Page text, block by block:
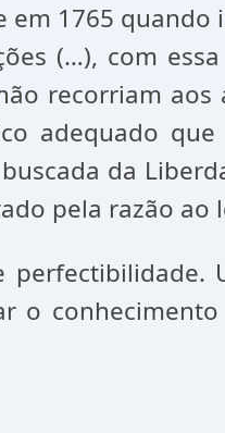
1765 quando
(…), com
recorriam aos
adequado que
da
pela razão ao
o